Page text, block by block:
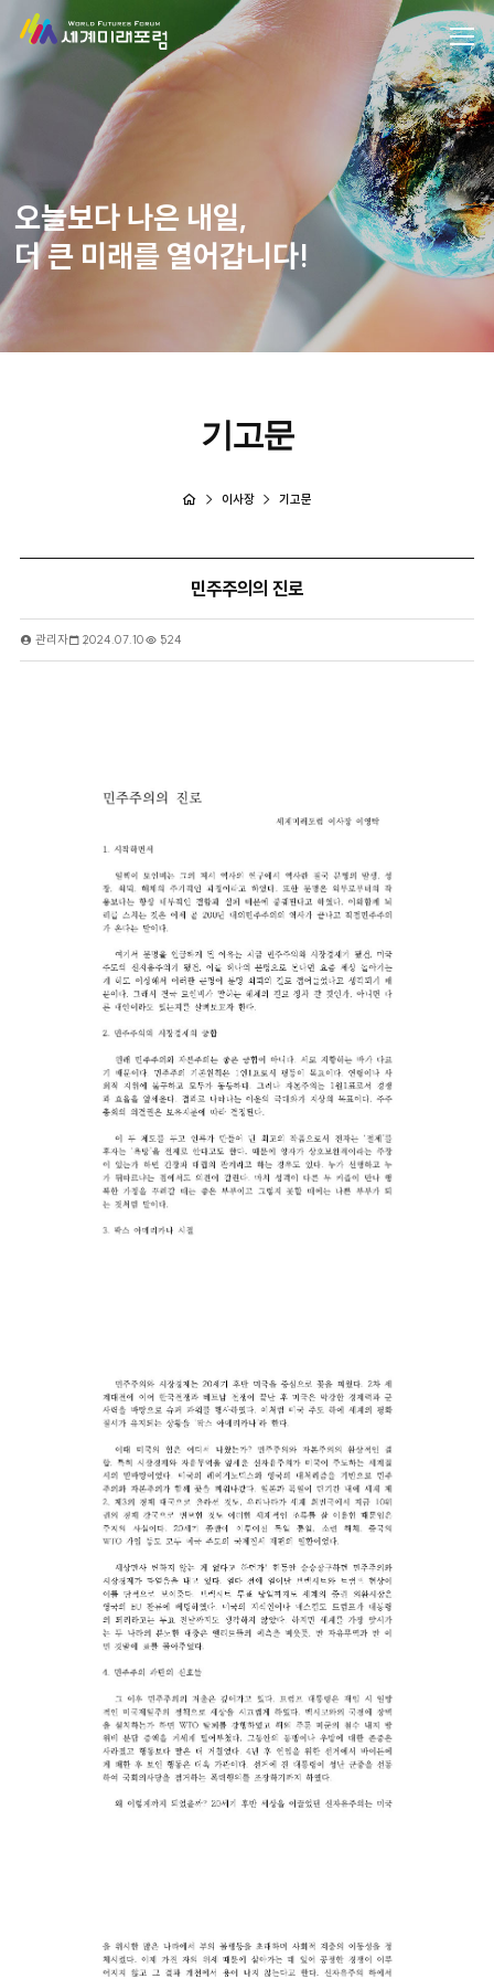
오늘보다 나은 내일,
더 큰 미래를 열어갑니다!
기고문
이사장 기고문
민주주의의 진로
관리자 2024.07.10 524